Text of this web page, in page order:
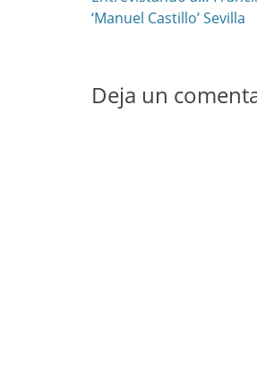
de
anterior:
‘Manuel Castillo’ Sevilla
Deja un